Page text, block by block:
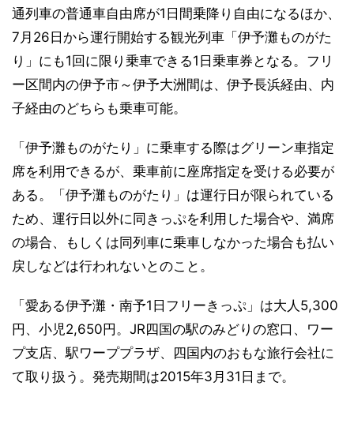
通列車の普通車自由席が1日間乗降り自由になるほか、
7月26日から運行開始する観光列車「伊予灘ものがた
り」にも1回に限り乗車できる1日乗車券となる。フリ
ー区間内の伊予市～伊予大洲間は、伊予長浜経由、内
子経由のどちらも乗車可能。
「伊予灘ものがたり」に乗車する際はグリーン車指定
席を利用できるが、乗車前に座席指定を受ける必要が
ある。「伊予灘ものがたり」は運行日が限られている
ため、運行日以外に同きっぷを利用した場合や、満席
の場合、もしくは同列車に乗車しなかった場合も払い
戻しなどは行われないとのこと。
「愛ある伊予灘・南予1日フリーきっぷ」は大人5,300
円、小児2,650円。JR四国の駅のみどりの窓口、ワー
プ支店、駅ワーププラザ、四国内のおもな旅行会社に
て取り扱う。発売期間は2015年3月31日まで。